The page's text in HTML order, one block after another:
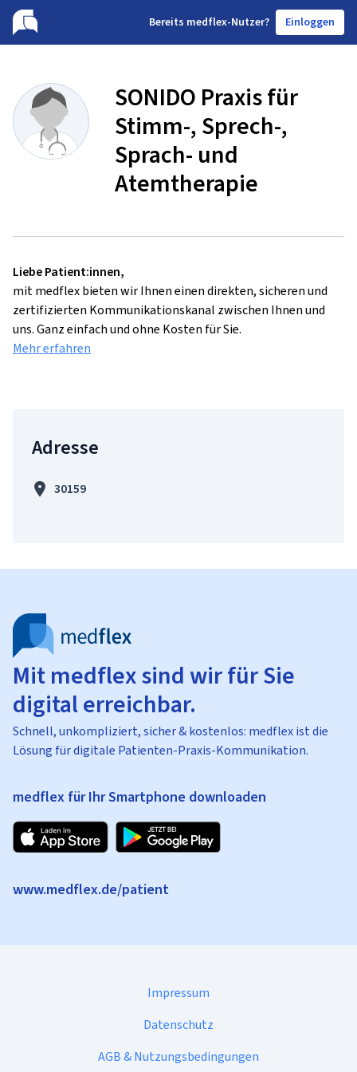
Bereits medflex-Nutzer? Einloggen
SONIDO Praxis für
Stimm-, Sprech-,
Sprach- und
Atemtherapie
Liebe Patient:innen,
mit medflex bieten wir Ihnen einen direkten, sicheren und
zertifizierten Kommunikationskanal zwischen Ihnen und
uns. Ganz einfach und ohne Kosten für Sie.
Mehr erfahren
Adresse
30159
Mit medflex sind wir für Sie
digital erreichbar.
Schnell, unkompliziert, sicher & kostenlos: medflex ist die
Lösung für digitale Patienten-Praxis-Kommunikation.
medflex für Ihr Smartphone downloaden
www.medflex.de/patient
Impressum
Datenschutz
AGB & Nutzungsbedingungen